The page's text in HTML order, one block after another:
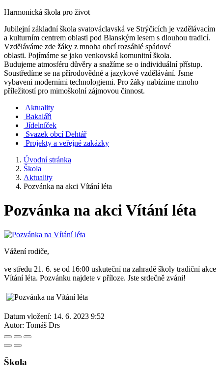
Harmonická škola pro život
Jubilejní základní škola svatováclavská ve Strýčicích je vzdělávacím
a kulturním centrem oblasti pod Blanským lesem s dlouhou tradicí.
Vzděláváme zde žáky z mnoha obcí rozsáhlé spádové
oblasti. Pojímáme se jako venkovská komunitní škola.
Budujeme atmosféru důvěry a snažíme se o individuální přístup.
Soustředíme se na přírodovědné a jazykové vzdělávání. Jsme
vybaveni moderními technologiemi. Pro žáky nabízíme mnoho
příležitostí pro mimoškolní zájmovou činnost.
Aktuality
Bakaláři
Jídelníček
Svazek obcí Dehtář
Projekty a veřejné zakázky
Úvodní stránka
Škola
Aktuality
Pozvánka na akci Vítání léta
Pozvánka na akci Vítání léta
Vážení rodiče,
ve středu 21. 6. se od 16:00 uskuteční na zahradě školy tradiční akce
Vítání léta. Pozvánku najdete v příloze. Jste srdečně zváni!
Datum vložení: 14. 6. 2023 9:52
Autor: Tomáš Drs
Škola